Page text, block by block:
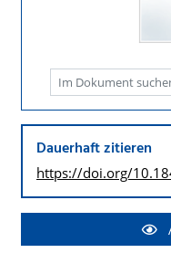
Dauerhaft zitieren
https://doi.org/